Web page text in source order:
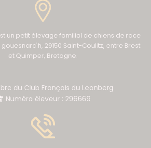
un petit élevage familial de chiens de race
29150 Saint-Coulitz, entre Brest
et Quimper, Bretagne.
du Club Français du Leonberg
Numéro éleveur : 296669